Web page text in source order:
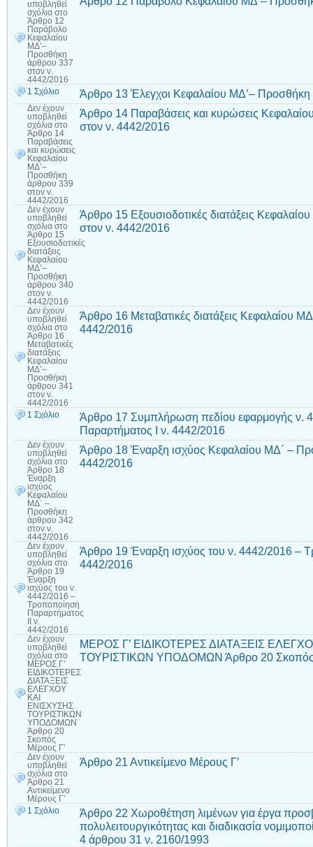
υποβληθεί
σχόλια στο
Άρθρο 12
Παράβολο
Κεφαλαίου
ΜΔ’–
Προσθήκη
άρθρου 337
στον ν.
4442/2016
1 Σχόλιο Άρθρο 13 Έλεγχοι Κεφαλαίου ΜΔ’–
Δεν έχουν
υποβληθεί
σχόλια στο
Άρθρο 14
Παραβάσεις
και κυρώσεις
Κεφαλαίου
ΜΔ’–
Προσθήκη
άρθρου 339
στον ν.
4442/2016
Άρθρο 14 Παραβάσεις και κυρώσεις
στον ν. 4442/2016
Δεν έχουν
υποβληθεί
σχόλια στο
Άρθρο 15
Εξουσιοδοτικές
διατάξεις
Κεφαλαίου
ΜΔ’–
Προσθήκη
άρθρου 340
στον ν.
4442/2016
Άρθρο 15 Εξουσιοδοτικές διατάξεις
στον ν. 4442/2016
Δεν έχουν
υποβληθεί
σχόλια στο
Άρθρο 16
Μεταβατικές
διατάξεις
Κεφαλαίου
ΜΔ’–
Προσθήκη
άρθρου 341
στον ν.
4442/2016
Άρθρο 16 Μεταβατικές διατάξεις Κεφαλαίου
4442/2016
1 Σχόλιο
Άρθρο 17 Συμπλήρωση πεδίου εφαρμογής ν.
Παραρτήματος Ι ν. 4442/2016
Δεν έχουν
υποβληθεί
σχόλια στο
Άρθρο 18
Έναρξη
ισχύος
Κεφαλαίου
ΜΔ΄ –
Προσθήκη
άρθρου 342
στον ν.
4442/2016
Άρθρο 18 Έναρξη ισχύος Κεφαλαίου ΜΔ΄ –
4442/2016
Δεν έχουν
υποβληθεί
σχόλια στο
Άρθρο 19
Έναρξη
ισχύος του ν.
4442/2016 –
Τροποποίηση
Παραρτήματος
ΙΙ ν.
4442/2016
Άρθρο 19 Έναρξη ισχύος του ν. 4442/2016 –
4442/2016
Δεν έχουν
υποβληθεί
σχόλια στο
ΜΕΡΟΣ Γ’
ΕΙΔΙΚΟΤΕΡΕΣ
ΔΙΑΤΑΞΕΙΣ
ΕΛΕΓΧΟΥ
ΚΑΙ
ΕΝΙΣΧΥΣΗΣ
ΤΟΥΡΙΣΤΙΚΩΝ
ΥΠΟΔΟΜΩΝ
Άρθρο 20
Σκοπός
Μέρους Γ’
ΜΕΡΟΣ Γ’ ΕΙΔΙΚΟΤΕΡΕΣ ΔΙΑΤΑΞΕΙΣ
ΤΟΥΡΙΣΤΙΚΩΝ ΥΠΟΔΟΜΩΝ Άρθρο 20 Σκοπός
Δεν έχουν
υποβληθεί
σχόλια στο
Άρθρο 21
Αντικείμενο
Μέρους Γ’
Άρθρο 21 Αντικείμενο Μέρους Γ’
1 Σχόλιο
Άρθρο 22 Χωροθέτηση λιμένων για έργα
πολυλειτουργικότητας και διαδικασία
4 άρθρου 31 ν. 2160/1993